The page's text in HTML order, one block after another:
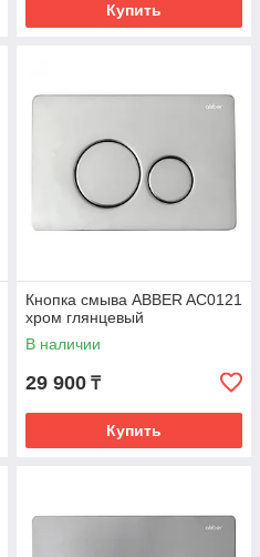
Купить
Кнопка смыва ABBER AC0121
хром глянцевый
В наличии
29 900 ₸
Купить